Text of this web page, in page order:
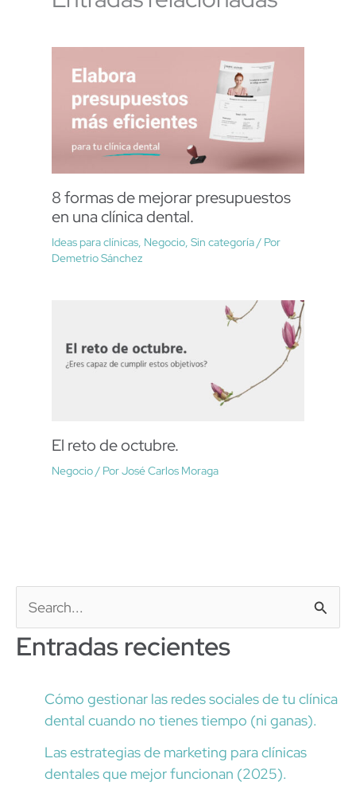
8 formas de mejorar presupuestos
en una clínica dental.
Ideas para clínicas, Negocio, Sin categoría/ Por
Demetrio Sánchez
El reto de octubre.
Negocio/ PorJosé Carlos Moraga
u
Entradas recientes
Cómo gestionar las redes sociales de tu clínica
dental cuando no tienes tiempo (ni ganas).
Las estrategias de marketing para clínicas
dentales que mejor funcionan (2025).